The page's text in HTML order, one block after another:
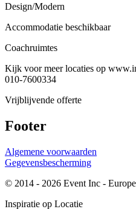
Design/Modern
Accommodatie beschikbaar
Coachruimtes
Kijk voor meer locaties op
010-7600334
Vrijblijvende offerte
Footer
Algemene voorwaarden
Gegevensbescherming
© 2014 - 2026 Event Inc -
Inspiratie op Locatie